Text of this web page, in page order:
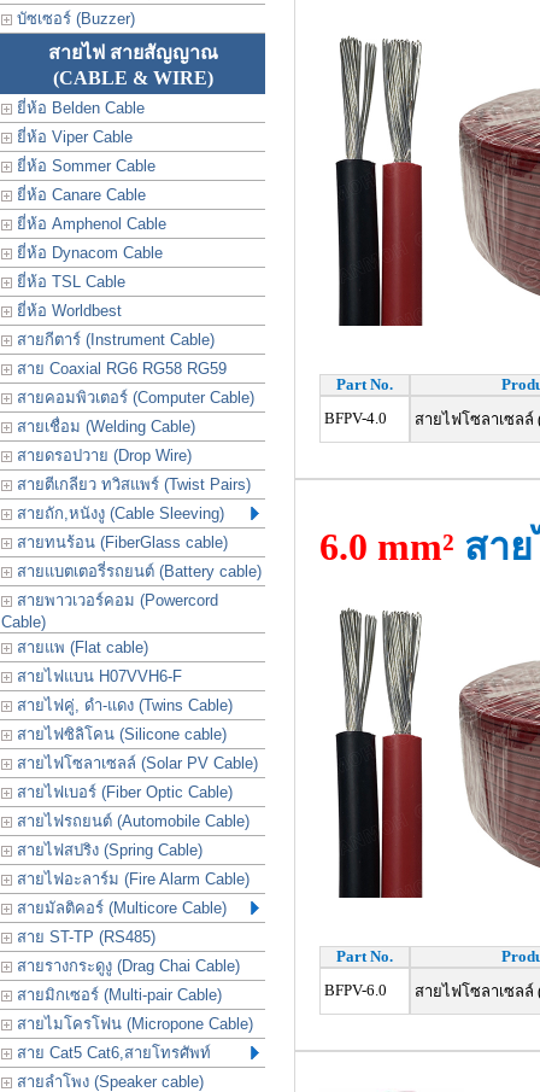
บัซเซอร์ (Buzzer)
สายไฟ สายสัญญาณ
(CABLE & WIRE)
ยี่ห้อ Belden Cable
ยี่ห้อ Viper Cable
ยี่ห้อ Sommer Cable
ยี่ห้อ Canare Cable
ยี่ห้อ Amphenol Cable
ยี่ห้อ Dynacom Cable
ยี่ห้อ TSL Cable
ยี่ห้อ Worldbest
สายกีตาร์ (Instrument Cable)
สาย Coaxial RG6 RG58 RG59
สายคอมพิวเตอร์ (Computer Cable)
สายเชื่อม (Welding Cable)
สายดรอปวาย (Drop Wire)
สายตีเกลียว ทวิสแพร์ (Twist Pairs)
สายถัก,หนังงู (Cable Sleeving)
สายทนร้อน (FiberGlass cable)
สายแบตเตอรี่รถยนต์ (Battery cable)
สายพาวเวอร์คอม (Powercord
Cable)
สายแพ (Flat cable)
สายไฟแบน H07VVH6-F
สายไฟคู่, ดำ-แดง (Twins Cable)
สายไฟซิลิโคน (Silicone cable)
สายไฟโซลาเซลล์ (Solar PV Cable)
สายไฟเบอร์ (Fiber Optic Cable)
สายไฟรถยนต์ (Automobile Cable)
สายไฟสปริง (Spring Cable)
สายไฟอะลาร์ม (Fire Alarm Cable)
สายมัลติคอร์ (Multicore Cable)
สาย ST-TP (RS485)
สายรางกระดูงู (Drag Chai Cable)
สายมิกเซอร์ (Multi-pair Cable)
สายไมโครโฟน (Micropone Cable)
สาย Cat5 Cat6,สายโทรศัพท์
สายลำโพง (Speaker cable)
Part No.
BFPV-4.0
สายไฟโซลาเซลล์
6.0 mm² สาย
Part No.
BFPV-6.0
สายไฟโซลาเซลล์